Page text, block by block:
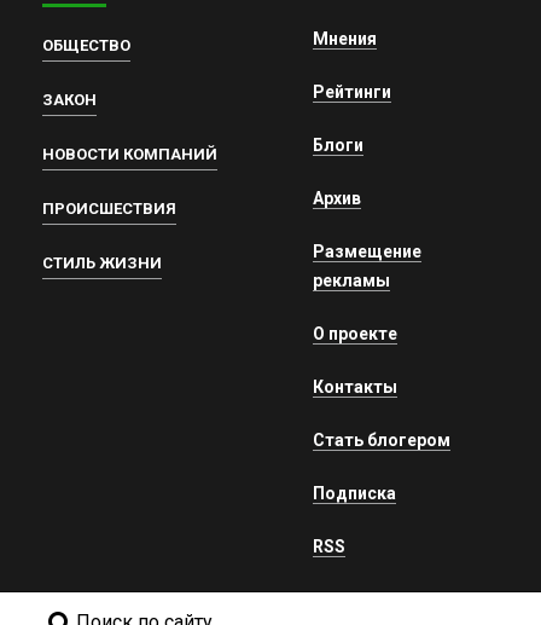
ОБЩЕСТВО
ЗАКОН
НОВОСТИ КОМПАНИЙ
ПРОИСШЕСТВИЯ
СТИЛЬ ЖИЗНИ
Мнения
Рейтинги
Блоги
Архив
Размещение
рекламы
О проекте
Контакты
Стать блогером
Подписка
RSS